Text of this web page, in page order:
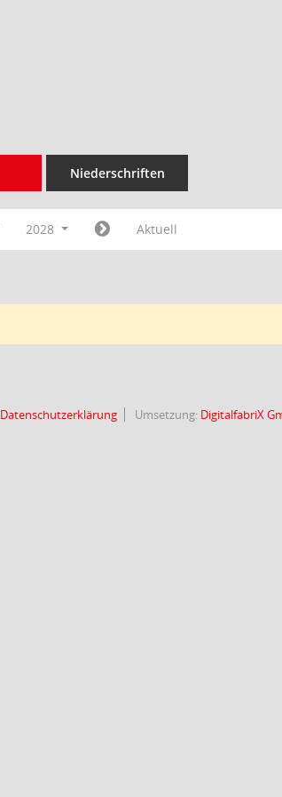
Niederschriften
2028 Aktuell
Datenschutzerklärung Umsetzung: DigitalfabriX